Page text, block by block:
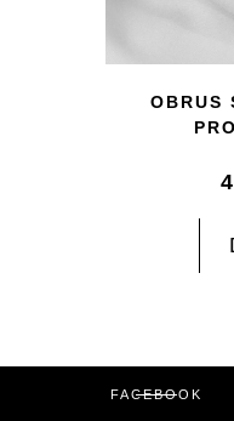
OBRUS
FACEBOOK